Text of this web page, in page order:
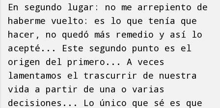
En segundo lugar: no me arrepiento de
haberme vuelto: es lo que tenía que
hacer, no quedó más remedio y así lo
acepté... Este segundo punto es el
origen del primero... A veces
lamentamos el trascurrir de nuestra
vida a partir de una o varias
decisiones... Lo único que sé es que